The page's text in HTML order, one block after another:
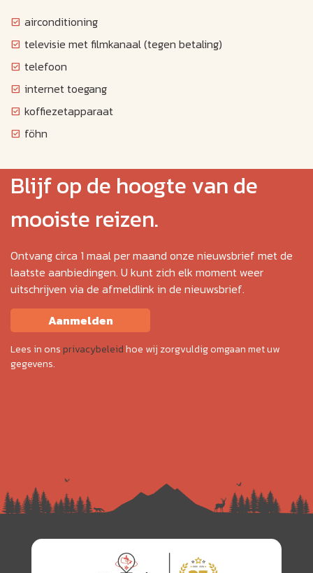
airconditioning
televisie met filmkanaal (tegen betaling)
telefoon
internet toegang
koffiezetapparaat
föhn
Blijf op de hoogte van de
mooiste reizen.
Ontvang circa 1 maal per maand onze nieuwsbrief met de
laatste aanbiedingen. U kunt zich elk moment weer
uitschrijven via de afmeldlink in de nieuwsbrief.
Aanmelden
Lees in onsprivacybeleidhoe wij zorgvuldig omgaan met uw
gegevens.